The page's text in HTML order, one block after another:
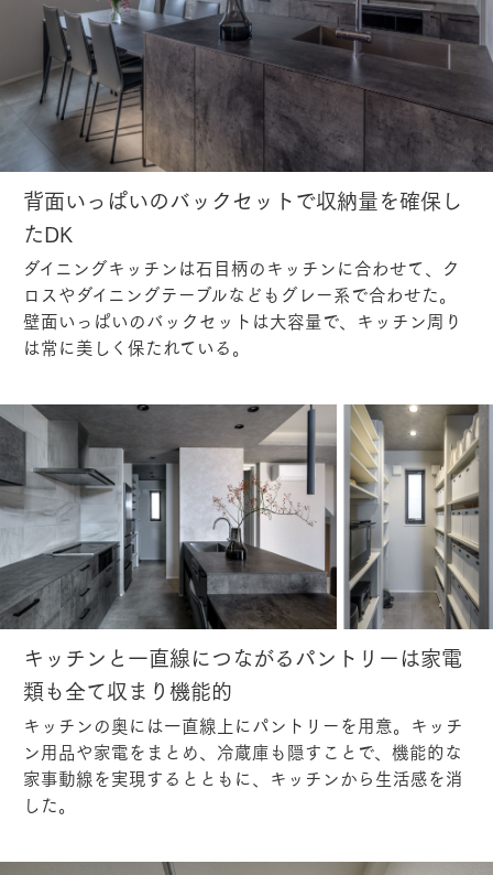
背面いっぱいのバックセットで収納量を確保し
たDK
ダイニングキッチンは石目柄のキッチンに合わせて、ク
ロスやダイニングテーブルなどもグレー系で合わせた。
壁面いっぱいのバックセットは大容量で、キッチン周り
は常に美しく保たれている。
キッチンと一直線につながるパントリーは家電
類も全て収まり機能的
キッチンの奥には一直線上にパントリーを用意。キッチ
ン用品や家電をまとめ、冷蔵庫も隠すことで、機能的な
家事動線を実現するとともに、キッチンから生活感を消
した。